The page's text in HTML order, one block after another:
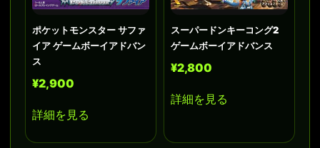
ポケットモンスター サファ
イア ゲームボーイアドバン
ス
¥2,900
詳細を見る
スーパードンキーコング2
ゲームボーイアドバンス
¥2,800
詳細を見る